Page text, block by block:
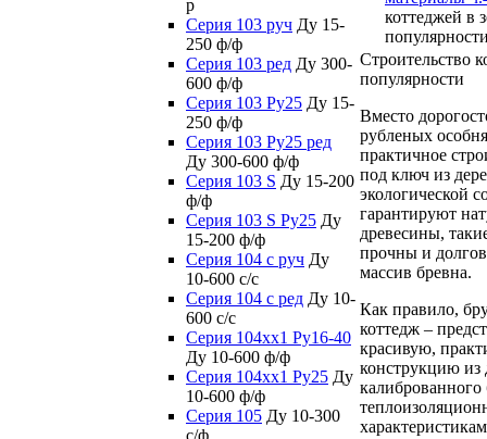
р
Серия 103 руч Ду 15-
250 ф/ф
Серия 103 ред Ду 300-
600 ф/ф
Серия 103 Ру25 Ду 15-
250 ф/ф
Серия 103 Ру25 ред
Ду 300-600 ф/ф
Серия 103 S Ду 15-200
ф/ф
Серия 103 S Ру25 Ду
15-200 ф/ф
Серия 104 с руч Ду
10-600 с/с
Серия 104 с ред Ду 10-
600 с/с
Серия 104xx1 Ру16-40
Ду 10-600 ф/ф
Серия 104xx1 Ру25 Ду
10-600 ф/ф
Серия 105 Ду 10-300
с/ф
коттеджей в
Строительство
популярности
Вместо
рубленых
практичное
под ключ из
экологической
гарантируют
древесины,
прочны и
массив бревна.
Как правило,
коттедж –
красивую,
конструкцию из